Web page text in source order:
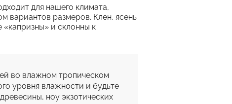
для нашего климата,
вариантов размеров. Клен, ясень
и склонны к
во влажном тропическом
уровня влажности и будьте
ноу экзотических